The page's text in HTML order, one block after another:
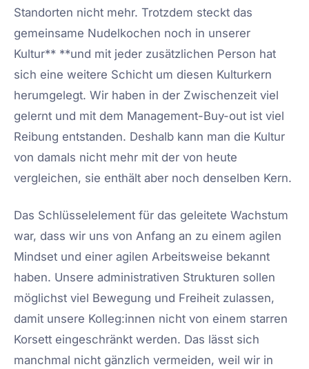
Standorten nicht mehr. Trotzdem steckt das
gemeinsame Nudelkochen noch in unserer
Kultur** **und mit jeder zusätzlichen Person hat
sich eine weitere Schicht um diesen Kulturkern
herumgelegt. Wir haben in der Zwischenzeit viel
gelernt und mit dem Management-Buy-out ist viel
Reibung entstanden. Deshalb kann man die Kultur
von damals nicht mehr mit der von heute
vergleichen, sie enthält aber noch denselben Kern.
Das Schlüsselelement für das geleitete Wachstum
war, dass wir uns von Anfang an zu einem agilen
Mindset und einer agilen Arbeitsweise bekannt
haben. Unsere administrativen Strukturen sollen
möglichst viel Bewegung und Freiheit zulassen,
damit unsere Kolleg:innen nicht von einem starren
Korsett eingeschränkt werden. Das lässt sich
manchmal nicht gänzlich vermeiden, weil wir in